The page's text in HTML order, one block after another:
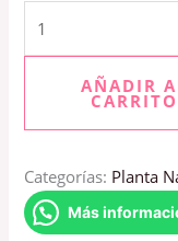
AÑADIR
CARRITO
Categorías: Planta
Más